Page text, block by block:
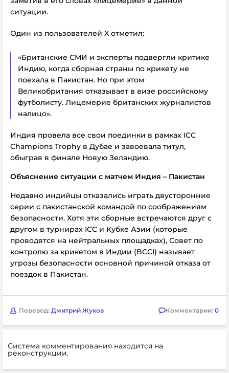
ситуации.
Один из пользователей X отметил:
«Британские СМИ и эксперты подвергли критике
Индию, когда сборная страны по крикету не
поехала в Пакистан. Но при этом
Великобритания отказывает в визе российскому
футболисту. Лицемерие британских журналистов
налицо».
Индия провела все свои поединки в рамках ICC
Champions Trophy в Дубае и завоевала титул,
обыграв в финале Новую Зеландию.
Объяснение ситуации с матчем Индия – Пакистан
Недавно индийцы отказались играть двусторонние
серии с пакистанской командой по соображениям
безопасности. Хотя эти сборные встречаются друг с
другом в турнирах ICC и Кубке Азии (которые
проводятся на нейтральных площадках), Совет по
контролю за крикетом в Индии (BCCI) называет
угрозы безопасности основной причиной отказа от
поездок в Пакистан.
Перевод: Дмитрий Жуков Комментарии: 0
Система комментирования находится на
реконструкции.